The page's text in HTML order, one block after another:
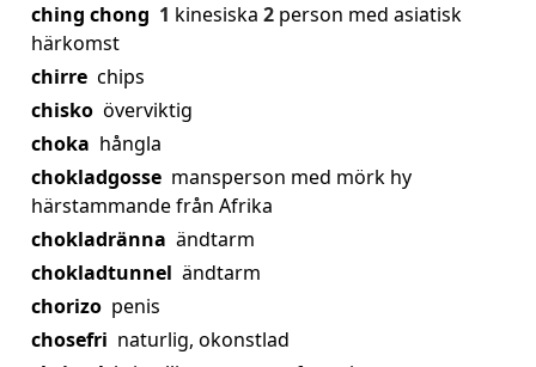
ching chong 1 kinesiska 2 person med asiatisk
härkomst
chirre chips
chisko överviktig
choka hångla
chokladgosse mansperson med mörk hy
härstammande från Afrika
chokladränna ändtarm
chokladtunnel ändtarm
chorizo penis
chosefri naturlig, okonstlad